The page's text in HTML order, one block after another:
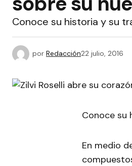
Conoce su historia y su
por Redacción22 julio, 2016
Conoce su
En medio